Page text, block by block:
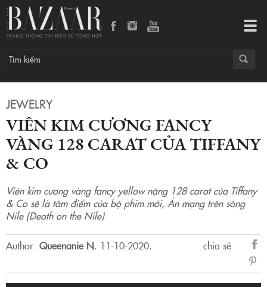
JEWELRY
VIÊN KIM CƯƠNG FANCY
VÀNG 128 CARAT CỦA TIFFANY
& CO
Viên kim cương vàng fancy yellow nặng 128 carat của Tiffany
& Co sẽ là tâm điểm của bộ phim mới, Án mạng trên sông
Nile (Death on the Nile)
Author: Queenanie N. 11-10-2020.
chia sẻ
sẻ